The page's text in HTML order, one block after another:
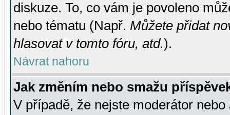
diskuze. To, co vám je povoleno
nebo tématu (Např. Můžete přidat
hlasovat v tomto fóru, atd.).
Návrat nahoru
Jak změním nebo smažu
V případě, že nejste moderátor